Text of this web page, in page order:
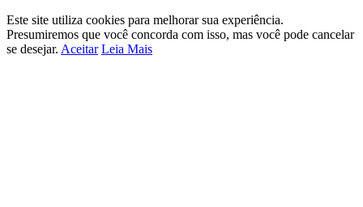
Este site utiliza cookies para melhorar sua experiência.
Presumiremos que você concorda com isso, mas você pode cancelar
se desejar. Aceitar Leia Mais